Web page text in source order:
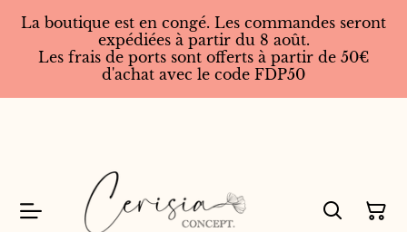
La boutique est en congé. Les commandes seront
expédiées à partir du 8 août.
Les frais de ports sont offerts à partir de 50€
d'achat avec le code FDP50